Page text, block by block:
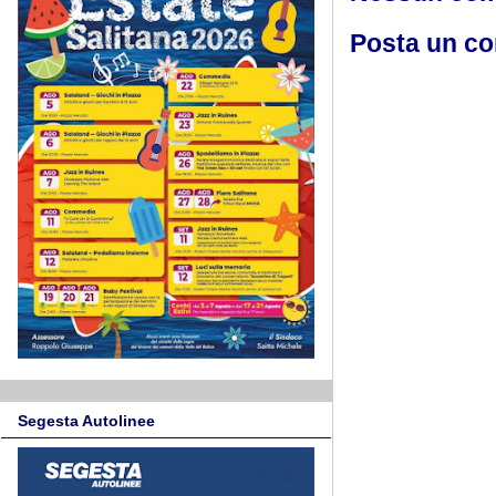
Posta un
Segesta Autolinee